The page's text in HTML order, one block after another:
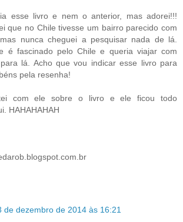
esse livro e nem o anterior, mas adorei!!!
que no Chile tivesse um bairro parecido com
nunca cheguei a pesquisar nada de lá.
é fascinado pelo Chile e queria viajar com
lá. Acho que vou indicar esse livro para
pela resenha!
com ele sobre o livro e ele ficou todo
HAHAHAHAH
de dezembro de 2014 às 16:21